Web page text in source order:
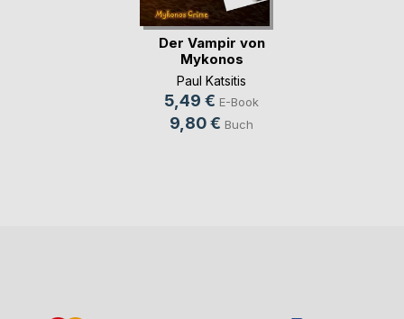
Der Vampir von
Mykonos
Paul Katsitis
5,49 € E-Book
9,80 € Buch